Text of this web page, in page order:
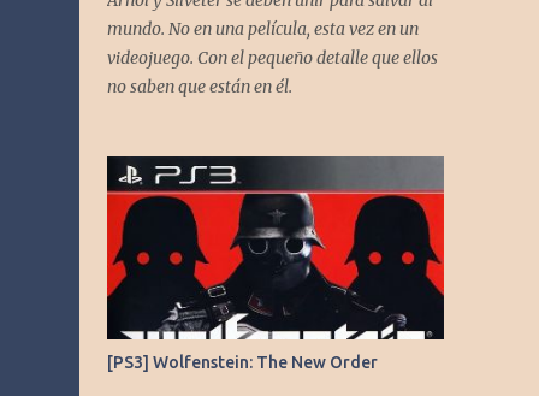
gracias a todos los que nos agregan a sus
plataformas de podcast y nos dejan
comentarios en nuestras diferentes redes.
Instagram -
https://www.instagram.com/cronicasgoomb
a/ Facebook -
https://www.facebook.com/CronicasGoomb
a
mundo. No en una película, esta vez en un
videojuego. Con el pequeño detalle que ellos
no saben que están en él.
[PS3] Wolfenstein: The New Order